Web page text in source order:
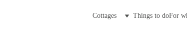
Cottages Things to doFor